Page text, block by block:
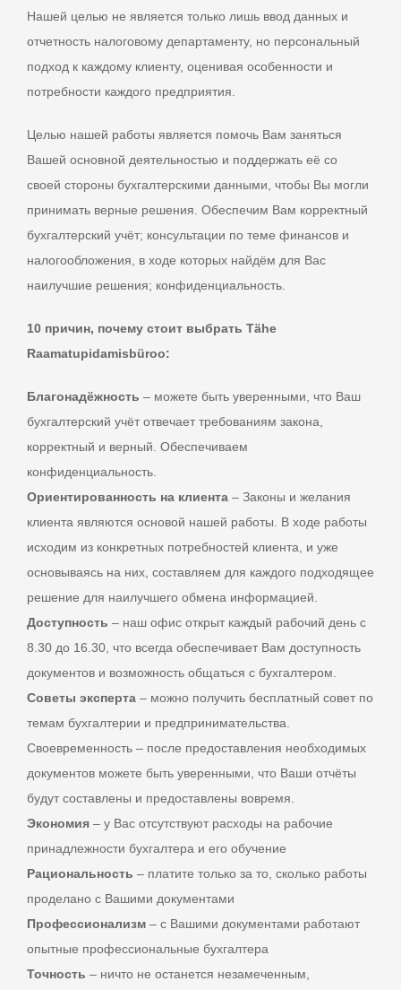
Нашей целью не является только лишь ввод данных и
отчетность налоговому департаменту, но персональный
подход к каждому клиенту, оценивая особенности и
потребности каждого предприятия.
Целью нашей работы является помочь Вам заняться
Вашей основной деятельностью и поддержать её со
своей стороны бухгалтерскими данными, чтобы Вы могли
принимать верные решения. Обеспечим Вам корректный
бухгалтерский учёт; консультации по теме финансов и
налогообложения, в ходе которых найдём для Вас
наилучшие решения; конфиденциальность.
10 причин, почему стоит выбрать Tähe
Raamatupidamisbüroo:
Благонадёжность – можете быть уверенными, что Ваш
бухгалтерский учёт отвечает требованиям закона,
корректный и верный. Обеспечиваем
конфиденциальность.
Ориентированность на клиента– Законы и желания
клиента являются основой нашей работы. В ходе работы
исходим из конкретных потребностей клиента, и уже
основываясь на них, составляем для каждого подходящее
решение для наилучшего обмена информацией.
Доступность – наш офис открыт каждый рабочий день с
8.30 до 16.30, что всегда обеспечивает Вам доступность
документов и возможность общаться с бухгалтером.
Советы эксперта– можно получить бесплатный совет по
темам бухгалтерии и предпринимательства.
Своевременность – после предоставления необходимых
документов можете быть уверенными, что Ваши отчёты
будут составлены и предоставлены вовремя.
Экономия– у Вас отсутствуют расходы на рабочие
принадлежности бухгалтера и его обучение
Рациональность – платите только за то, сколько работы
проделано с Вашими документами
Профессионализм– с Вашими документами работают
опытные профессиональные бухгалтера
Точность – ничто не останется незамеченным,